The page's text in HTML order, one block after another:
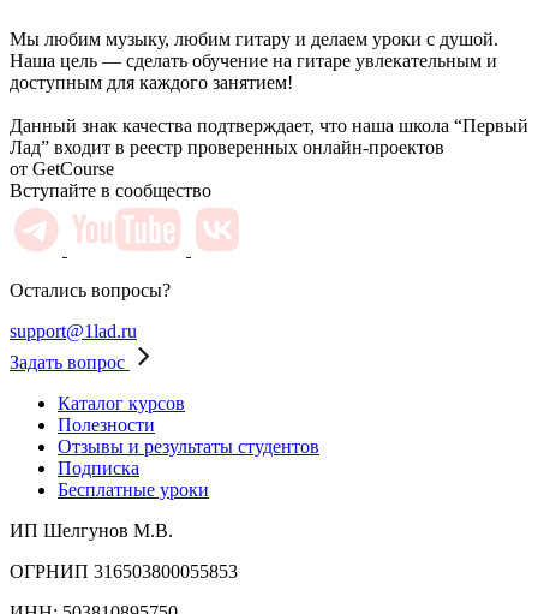
Мы любим музыку, любим гитару и делаем уроки с душой.
Наша цель — сделать обучение на гитаре увлекательным и
доступным для каждого занятием!
Данный знак качества подтверждает, что наша школа “Первый
Лад” входит в реестр проверенных онлайн-проектов
от GetCourse
Вступайте в сообщество
Остались вопросы?
support@1lad.ru
Задать вопрос
Каталог курсов
Полезности
Отзывы и результаты студентов
Подписка
Бесплатные уроки
ИП Шелгунов М.В.
ОГРНИП 316503800055853